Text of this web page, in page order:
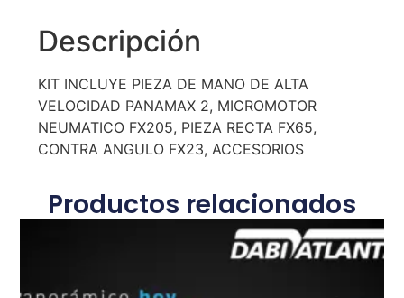
Descripción
KIT INCLUYE PIEZA DE MANO DE ALTA
VELOCIDAD PANAMAX 2, MICROMOTOR
NEUMATICO FX205, PIEZA RECTA FX65,
CONTRA ANGULO FX23, ACCESORIOS
Productos relacionados